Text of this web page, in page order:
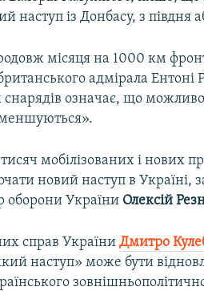
із Донбасу, з півдня
місяця на 1000 км
адмірала
означає, що
мобілізованих і нових
новий наступ в Україні,
оборони України Олексій
справ УкраїниДмитро
наступ» може бути